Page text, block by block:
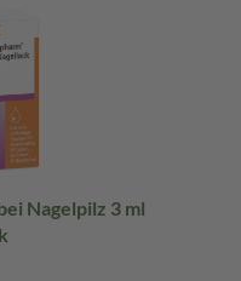
Nagelpilz 3 ml